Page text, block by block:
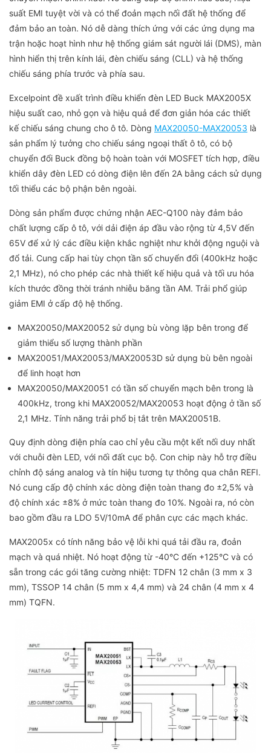
suất EMI tuyệt vời và có thể đoản mạch nối đất hệ thống để
đảm bảo an toàn. Nó dễ dàng thích ứng với các ứng dụng ma
trận hoặc hoạt hình như hệ thống giám sát người lái (DMS), màn
hình hiển thị trên kính lái, đèn chiếu sáng (CLL) và hệ thống
chiếu sáng phía trước và phía sau.
Excelpoint đề xuất trình điều khiển đèn LED Buck MAX2005X
hiệu suất cao, nhỏ gọn và hiệu quả để đơn giản hóa các thiết
kế chiếu sáng chung cho ô tô. Dòng MAX20050-MAX20053 là
sản phẩm lý tưởng cho chiếu sáng ngoại thất ô tô, có bộ
chuyển đổi Buck đồng bộ hoàn toàn với MOSFET tích hợp, điều
khiển dây đèn LED có dòng điện lên đến 2A bằng cách sử dụng
tối thiểu các bộ phận bên ngoài.
Dòng sản phẩm được chứng nhận AEC-Q100 này đảm bảo
chất lượng cấp ô tô, với dải điện áp đầu vào rộng từ 4,5V đến
65V để xử lý các điều kiện khắc nghiệt như khởi động nguội và
đổ tải. Cung cấp hai tùy chọn tần số chuyển đổi (400kHz hoặc
2,1 MHz), nó cho phép các nhà thiết kế hiệu quả và tối ưu hóa
kích thước đồng thời tránh nhiễu băng tần AM. Trải phổ giúp
giảm EMI ở cấp độ hệ thống.
MAX20050/MAX20052 sử dụng bù vòng lặp bên trong để
giảm thiểu số lượng thành phần
MAX20051/MAX20053/MAX20053D sử dụng bù bên ngoài
để linh hoạt hơn
MAX20050/MAX20051 có tần số chuyển mạch bên trong là
400kHz, trong khi MAX20052/MAX20053 hoạt động ở tần số
2,1 MHz. Tính năng trải phổ bị tắt trên MAX20051B.
Quy định dòng điện phía cao chỉ yêu cầu một kết nối duy nhất
với chuỗi đèn LED, với nối đất cục bộ. Con chip này hỗ trợ điều
chỉnh độ sáng analog và tín hiệu tương tự thông qua chân REFI.
Nó cung cấp độ chính xác dòng điện toàn thang đo ±2,5% và
độ chính xác ±8% ở mức toàn thang đo 10%. Ngoài ra, nó còn
bao gồm đầu ra LDO 5V/10mA để phân cực các mạch khác.
MAX2005x có tính năng bảo vệ lỗi khi quá tải đầu ra, đoản
mạch và quá nhiệt. Nó hoạt động từ -40°C đến +125°C và có
sẵn trong các gói tăng cường nhiệt: TDFN 12 chân (3 mm x 3
mm), TSSOP 14 chân (5 mm x 4,4 mm) và 24 chân (4 mm x 4
mm) TQFN.